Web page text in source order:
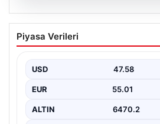
05.08.2026
Gözler İstanbul’a
başkanından daha
{"title": "İstanbul'da Siyasi
dönemde yaşanan siyasi…
Piyasa Verileri
USD 47.58
EUR 55.01
ALTIN 6470.2